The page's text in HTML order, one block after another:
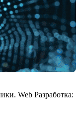
Web Разработка: